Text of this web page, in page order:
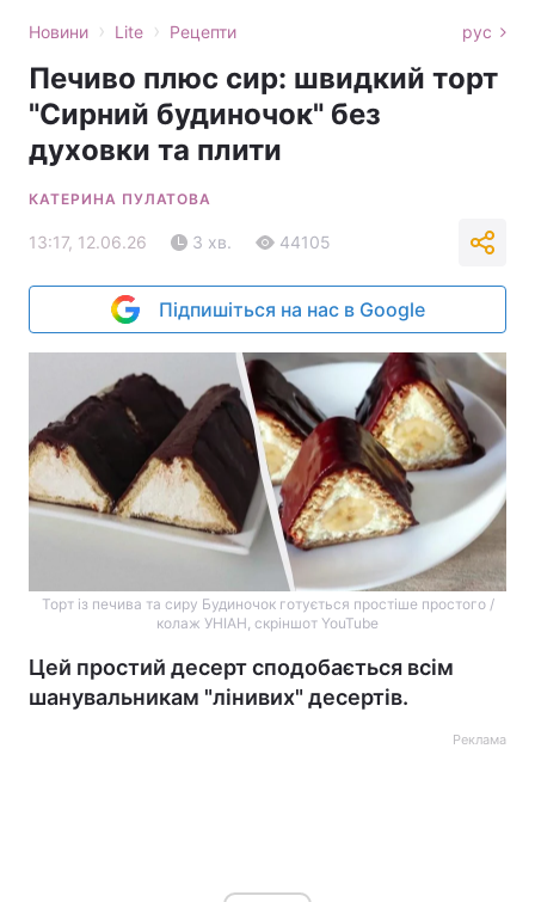
Новини › Lite › Рецепти рус
Печиво плюс сир: швидкий торт
"Сирний будиночок" без
духовки та плити
КАТЕРИНА ПУЛАТОВА
13:17, 12.06.26 3 хв. 44105
Підпишіться на нас в Google
Торт із печива та сиру Будиночок готується простіше простого /
колаж УНІАН, скріншот YouTube
Цей простий десерт сподобається всім
шанувальникам "лінивих" десертів.
Реклама